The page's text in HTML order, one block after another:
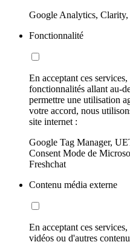
Google Analytics,
Fonctionnalité
En acceptant ces
fonctionnalités allant au-
permettre une utilisation
votre accord, nous
site internet :
Google Tag Manager,
Consent Mode de
Freshchat
Contenu média externe
En acceptant ces
vidéos ou d'autres